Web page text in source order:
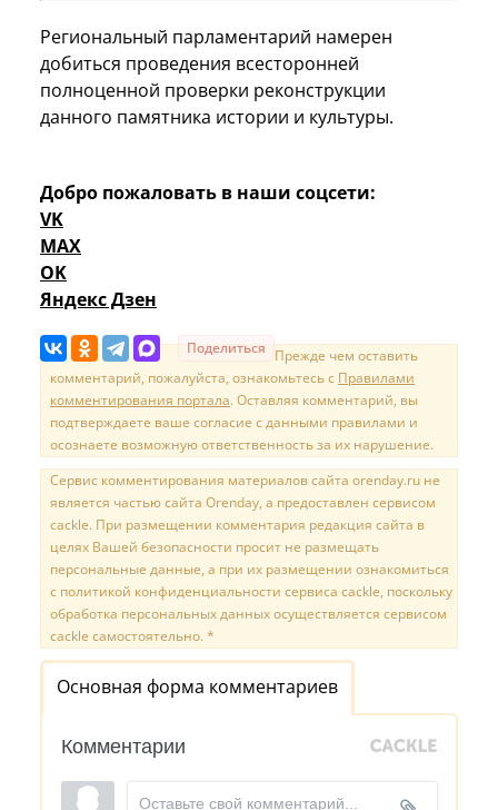
Региональный парламентарий намерен
добиться проведения всесторонней
полноценной проверки реконструкции
данного памятника истории и культуры.
Добро пожаловать в наши соцсети:
VK
MAX
OK
Яндекс Дзен
Поделиться Прежде чем оставить
комментарий, пожалуйста, ознакомьтесь с Правилами
комментирования портала. Оставляя комментарий, вы
подтверждаете ваше согласие с данными правилами и
осознаете возможную ответственность за их нарушение.
Сервис комментирования материалов сайта orenday.ru не
является частью сайта Orenday, а предоставлен сервисом
cackle. При размещении комментария редакция сайта в
целях Вашей безопасности просит не размещать
персональные данные, а при их размещении ознакомиться
с политикой конфиденциальности сервиса cackle, поскольку
обработка персональных данных осуществляется сервисом
cackle самостоятельно. *
Основная форма комментариев
Комментарии